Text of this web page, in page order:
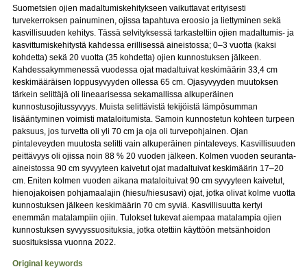
Suometsien ojien madaltumiskehitykseen vaikuttavat erityisesti
turvekerroksen painuminen, ojissa tapahtuva eroosio ja liettyminen sekä
kasvillisuuden kehitys. Tässä selvityksessä tarkasteltiin ojien madaltumis- ja
kasvittumiskehitystä kahdessa erillisessä aineistossa; 0–3 vuotta (kaksi
kohdetta) sekä 20 vuotta (35 kohdetta) ojien kunnostuksen jälkeen.
Kahdessakymmenessä vuodessa ojat madaltuivat keskimäärin 33,4 cm
keskimääräisen loppusyvyyden ollessa 65 cm. Ojasyvyyden muutoksen
tärkein selittäjä oli lineaarisessa sekamallissa alkuperäinen
kunnostusojitussyvyys. Muista selittävistä tekijöistä lämpösumman
lisääntyminen voimisti mataloitumista. Samoin kunnostetun kohteen turpeen
paksuus, jos turvetta oli yli 70 cm ja oja oli turvepohjainen. Ojan
pintaleveyden muutosta selitti vain alkuperäinen pintaleveys. Kasvillisuuden
peittävyys oli ojissa noin 88 % 20 vuoden jälkeen. Kolmen vuoden seuranta-
aineistossa 90 cm syvyyteen kaivetut ojat madaltuivat keskimäärin 17–20
cm. Eniten kolmen vuoden aikana mataloituivat 90 cm syvyyteen kaivetut,
hienojakoisen pohjamaalajin (hiesu/hiesusavi) ojat, jotka olivat kolme vuotta
kunnostuksen jälkeen keskimäärin 70 cm syviä. Kasvillisuutta kertyi
enemmän matalampiin ojiin. Tulokset tukevat aiempaa matalampia ojien
kunnostuksen syvyyssuosituksia, jotka otettiin käyttöön metsänhoidon
suosituksissa vuonna 2022.
Original keywords